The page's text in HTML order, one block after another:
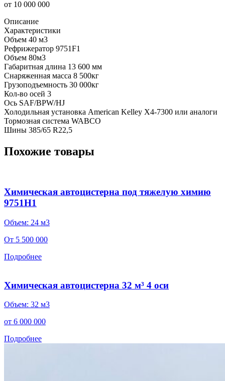
от 10 000 000
Описание
Характеристики
Объем 40 м3
Рефрижератор 9751F1
Объем 80м3
Габаритная длина 13 600 мм
Снаряженная масса 8 500кг
Грузоподъемность 30 000кг
Кол-во осей 3
Ось SAF/BPW/HJ
Холодильная установка American Kelley X4-7300 или аналоги
Тормозная система WABCO
Шины 385/65 R22,5
Похожие товары
Химическая автоцистерна под тяжелую химию
9751Н1
Объем: 24 м3
От 5 500 000
Подробнее
Химическая автоцистерна 32 м³ 4 оси
Объем: 32 м3
от 6 000 000
Подробнее